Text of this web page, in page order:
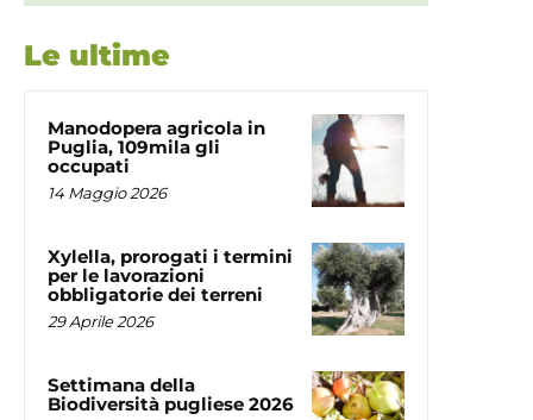
Le ultime
Manodopera agricola in
Puglia, 109mila gli
occupati
14 Maggio 2026
Xylella, prorogati i termini
per le lavorazioni
obbligatorie dei terreni
29 Aprile 2026
Settimana della
Biodiversità pugliese 2026